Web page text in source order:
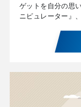
ゲットを自分の思
ニピュレーター』